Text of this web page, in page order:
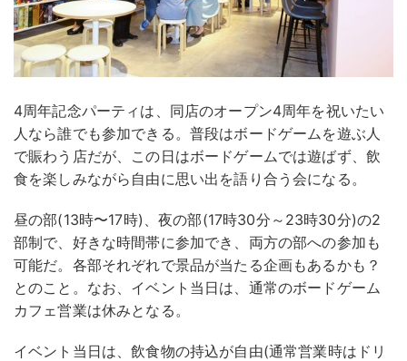
4周年記念パーティは、同店のオープン4周年を祝いたい
人なら誰でも参加できる。普段はボードゲームを遊ぶ人
で賑わう店だが、この日はボードゲームでは遊ばず、飲
食を楽しみながら自由に思い出を語り合う会になる。
昼の部(13時〜17時)、夜の部(17時30分～23時30分)の2
部制で、好きな時間帯に参加でき、両方の部への参加も
可能だ。各部それぞれで景品が当たる企画もあるかも？
とのこと。なお、イベント当日は、通常のボードゲーム
カフェ営業は休みとなる。
イベント当日は、飲食物の持込が自由(通常営業時はドリ